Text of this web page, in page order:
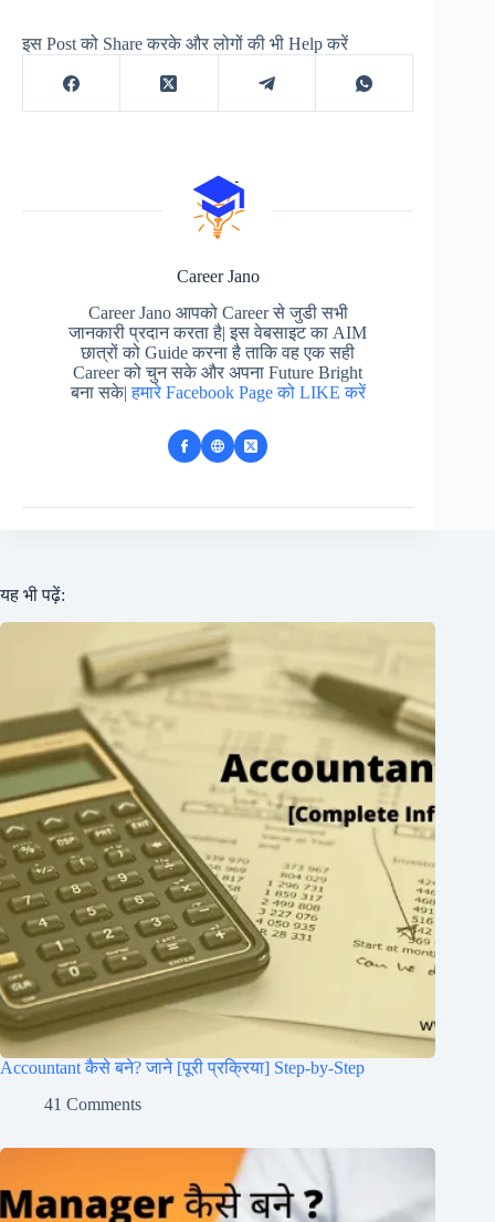
इस Post को Share करके और लोगों की भी Help करें
Career Jano
Career Jano आपको Career से जुडी सभी
जानकारी प्रदान करता है| इस वेबसाइट का AIM
छात्रों को Guide करना है ताकि वह एक सही
Career को चुन सके और अपना Future Bright
बना सके|हमारे Facebook Page को LIKE करें
यह भी पढ़ें:
Accountant कैसे बने? जाने [पूरी प्रक्रिया] Step-by-Step
41 Comments